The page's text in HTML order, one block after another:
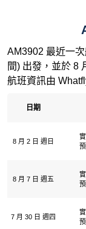
AM3902 最近一
間) 出發，並於 8
航班資訊由
日期
8 月 2 日 週日
8 月 7 日 週五
7 月 30 日 週四